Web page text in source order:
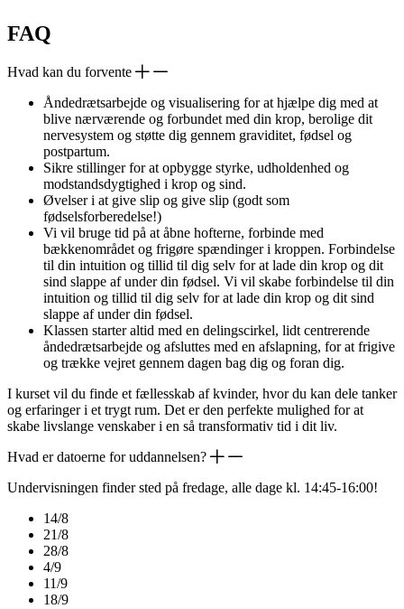
FAQ
Hvad kan du forvente
Åndedrætsarbejde og visualisering for at hjælpe dig med at
blive nærværende og forbundet med din krop, berolige dit
nervesystem og støtte dig gennem graviditet, fødsel og
postpartum.
Sikre stillinger for at opbygge styrke, udholdenhed og
modstandsdygtighed i krop og sind.
Øvelser i at give slip og give slip (godt som
fødselsforberedelse!)
Vi vil bruge tid på at åbne hofterne, forbinde med
bækkenområdet og frigøre spændinger i kroppen. Forbindelse
til din intuition og tillid til dig selv for at lade din krop og dit
sind slappe af under din fødsel. Vi vil skabe forbindelse til din
intuition og tillid til dig selv for at lade din krop og dit sind
slappe af under din fødsel.
Klassen starter altid med en delingscirkel, lidt centrerende
åndedrætsarbejde og afsluttes med en afslapning, for at frigive
og trække vejret gennem dagen bag dig og foran dig.
I kurset vil du finde et fællesskab af kvinder, hvor du kan dele tanker
og erfaringer i et trygt rum. Det er den perfekte mulighed for at
skabe livslange venskaber i en så transformativ tid i dit liv.
Hvad er datoerne for uddannelsen?
Undervisningen finder sted på fredage, alle dage kl. 14:45-16:00!
14/8
21/8
28/8
4/9
11/9
18/9